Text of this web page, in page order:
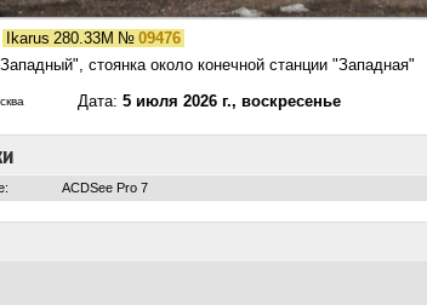
Ikarus 280.33M № 09476
стоянка около конечной станции "Западная"
Дата: 5 июля 2026 г., воскресенье
ACDSee Pro 7